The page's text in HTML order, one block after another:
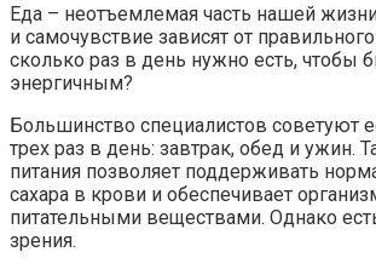
Еда – неотъемлемая часть нашей
и самочувствие зависят от
сколько раз в день нужно есть, чтобы
энергичным?
Большинство специалистов советуют
трех раз в день: завтрак, обед и ужин.
питания позволяет поддерживать
сахара в крови и обеспечивает
питательными веществами. Однако
зрения.